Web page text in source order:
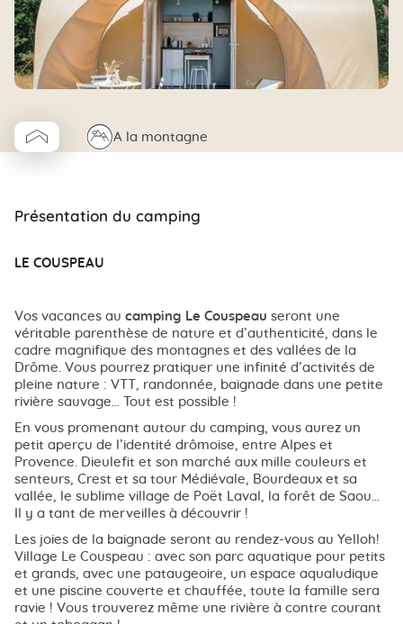
△Coco Cabane
⛰A la montagne
Présentation du camping
LE COUSPEAU
Vos vacances au camping Le Couspeau seront une
véritable parenthèse de nature et d’authenticité, dans le
cadre magnifique des montagnes et des vallées de la
Drôme. Vous pourrez pratiquer une infinité d’activités de
pleine nature : VTT, randonnée, baignade dans une petite
rivière sauvage… Tout est possible !
En vous promenant autour du camping, vous aurez un
petit aperçu de l’identité drômoise, entre Alpes et
Provence. Dieulefit et son marché aux mille couleurs et
senteurs, Crest et sa tour Médiévale, Bourdeaux et sa
vallée, le sublime village de Poët Laval, la forêt de Saou…
Il y a tant de merveilles à découvrir !
Les joies de la baignade seront au rendez-vous au Yelloh!
Village Le Couspeau : avec son parc aquatique pour petits
et grands, avec une pataugeoire, un espace aqualudique
et une piscine couverte et chauffée, toute la famille sera
ravie ! Vous trouverez même une rivière à contre courant